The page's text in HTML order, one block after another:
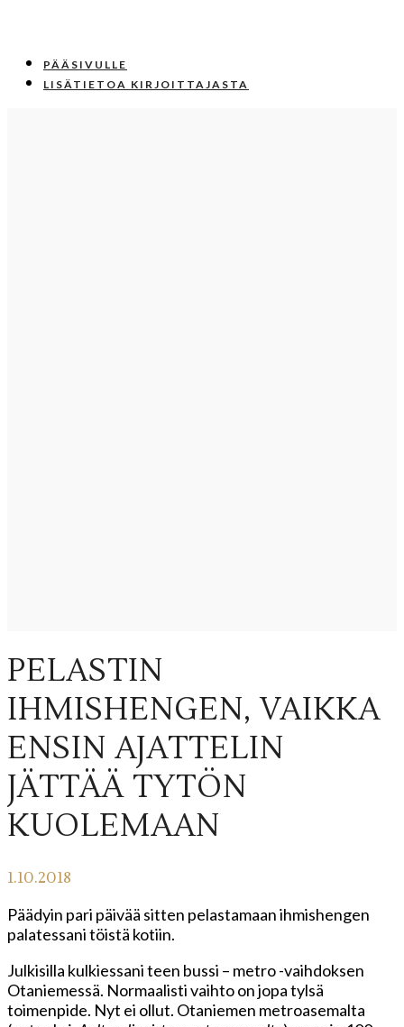
PÄÄSIVULLE
LISÄTIETOA KIRJOITTAJASTA
PELASTIN
IHMISHENGEN, VAIKKA
ENSIN AJATTELIN
JÄTTÄÄ TYTÖN
KUOLEMAAN
1.10.2018
Päädyin pari päivää sitten pelastamaan ihmishengen
palatessani töistä kotiin.
Julkisilla kulkiessani teen bussi – metro -vaihdoksen
Otaniemessä. Normaalisti vaihto on jopa tylsä
toimenpide. Nyt ei ollut. Otaniemen metroasemalta